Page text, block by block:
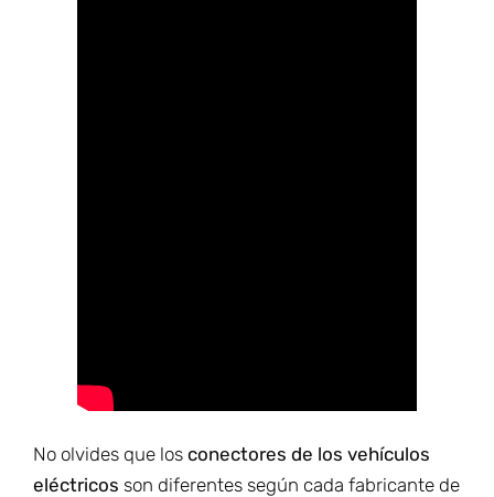
No olvides que los conectores de los vehículos
eléctricos son diferentes según cada fabricante de